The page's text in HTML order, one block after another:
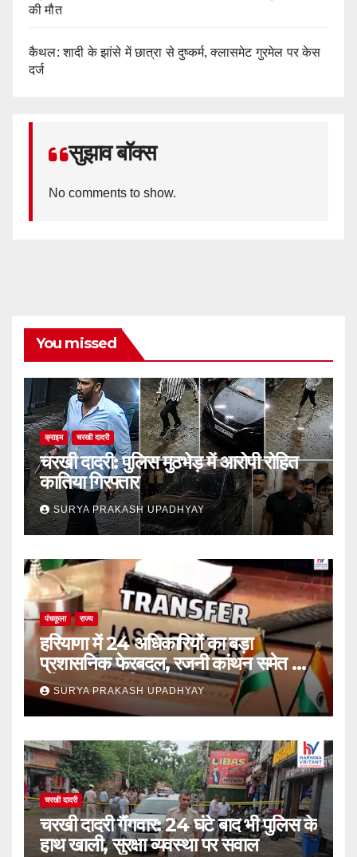
की मौत
कैथल: शादी के झांसे में छात्रा से दुष्कर्म, क्लासमेट गुरमेल पर केस
दर्ज
सुझाव बॉक्स
No comments to show.
You missed
क्राइम चरखी दादरी
चरखी दादरी: पुलिस मुठभेड़ में आरोपी रोहित
कातिया गिरफ्तार
SURYA PRAKASH UPADHYAY
पंचकूला राज्य
हरियाणा में 24 अधिकारियों का बड़ा
प्रशासनिक फेरबदल, रजनी कांथन समेत कई
वरिष्ठ IAS शामिल
SURYA PRAKASH UPADHYAY
चरखी दादरी
चरखी दादरी गैंगवार: 24 घंटे बाद भी पुलिस के
हाथ खाली, सुरक्षा व्यवस्था पर सवाल